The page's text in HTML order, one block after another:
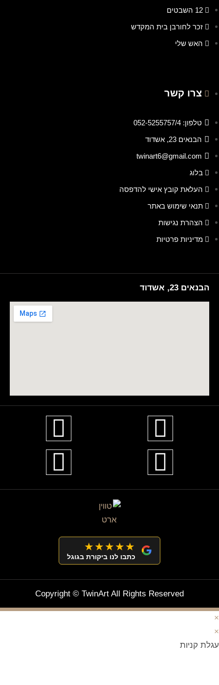
12 השבטים
זכר לחורבן בית המקדש
האש שלי
צרו קשר
טלפון: 052-5255757/4
הבנאים 23, אשדוד
twinart6@gmail.com
בלוג
העלאת קובץ אישי להדפסה
תנאי שימוש באתר
הצהרת נגישות
מדיניות פרטיות
הבנאים 23, אשדוד
★★★★★
כתבו לנו ביקורת בגוגל
Copyright © TwinArt All Rights Reserved
×
×
עגלת קניות